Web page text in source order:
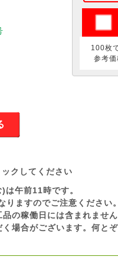
100枚
参考価
クしてください
午前11時です。
ますのでご注意ください。
の稼働日には含まれません
場合がございます。何と